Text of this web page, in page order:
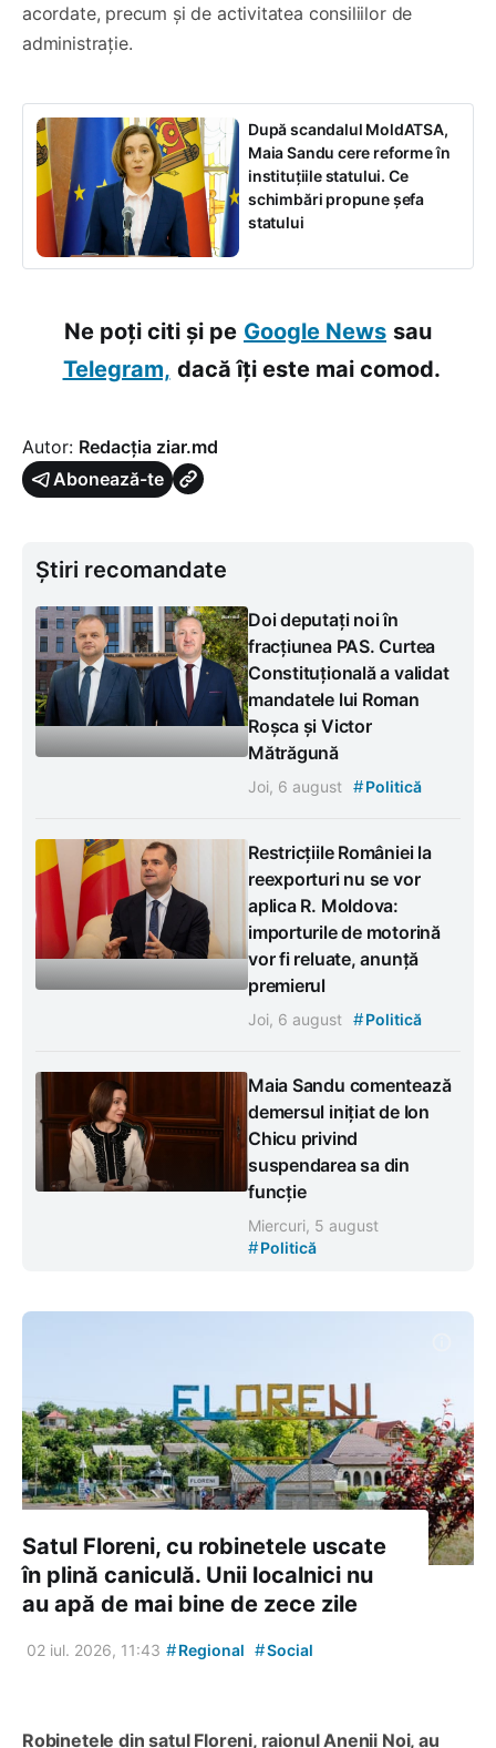
acordate, precum și de activitatea consiliilor de
administrație.
După scandalul MoldATSA,
Maia Sandu cere reforme în
instituțiile statului. Ce
schimbări propune șefa
statului
Ne poți citi și pe Google News sau
Telegram, dacă îți este mai comod.
Autor: Redacția ziar.md
Abonează-te
Știri recomandate
Doi deputați noi în
fracțiunea PAS. Curtea
Constituțională a validat
mandatele lui Roman
Roșca și Victor
Mătrăgună
Joi, 6 august #Politică
Restricțiile României la
reexporturi nu se vor
aplica R. Moldova:
importurile de motorină
vor fi reluate, anunță
premierul
Joi, 6 august #Politică
Maia Sandu comentează
demersul inițiat de Ion
Chicu privind
suspendarea sa din
funcție
Miercuri, 5 august
#Politică
Satul Floreni, cu robinetele uscate
în plină caniculă. Unii localnici nu
au apă de mai bine de zece zile
02 iul. 2026, 11:43 #Regional #Social
Robinetele din satul Floreni, raionul Anenii Noi, au